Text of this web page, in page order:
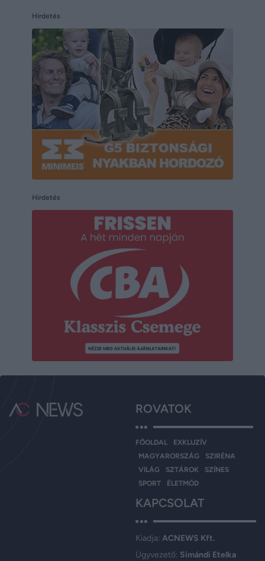
Hirdetés
Hirdetés
ROVATOK
FŐOLDAL
EXKLUZÍV
MAGYARORSZÁG
SZIRÉNA
VILÁG
SZTÁROK
SZÍNES
SPORT
ÉLETMÓD
KAPCSOLAT
Kiadja: ACNEWS Kft.
Ügyvezető: Simándi Etelka